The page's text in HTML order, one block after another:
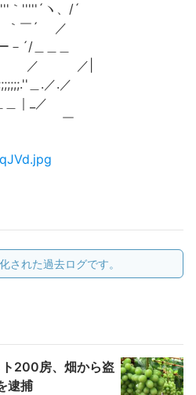
ヽ、/´
´ ／
＿＿＿
／ ／|
＿.／.／
｜_／
された過去ログです。
ト200房、畑から盗
逮捕